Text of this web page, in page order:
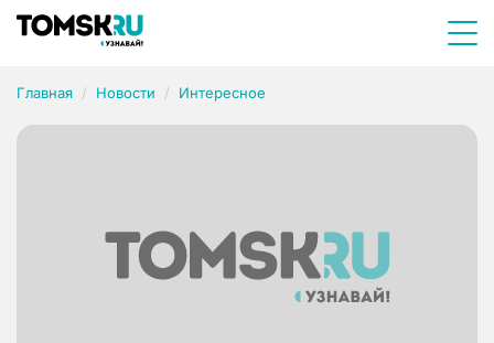
Главная Новости Интересное